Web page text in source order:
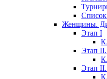
Женщины.
Этап I
Этап
Этап